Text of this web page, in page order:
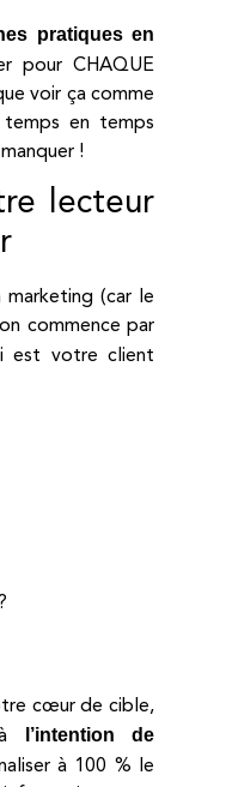
pratiques en
pour CHAQUE
voir ça comme
en temps
!
lecteur
(car le
commence par
est votre client
cœur de cible,
l’intention de
à 100 % le